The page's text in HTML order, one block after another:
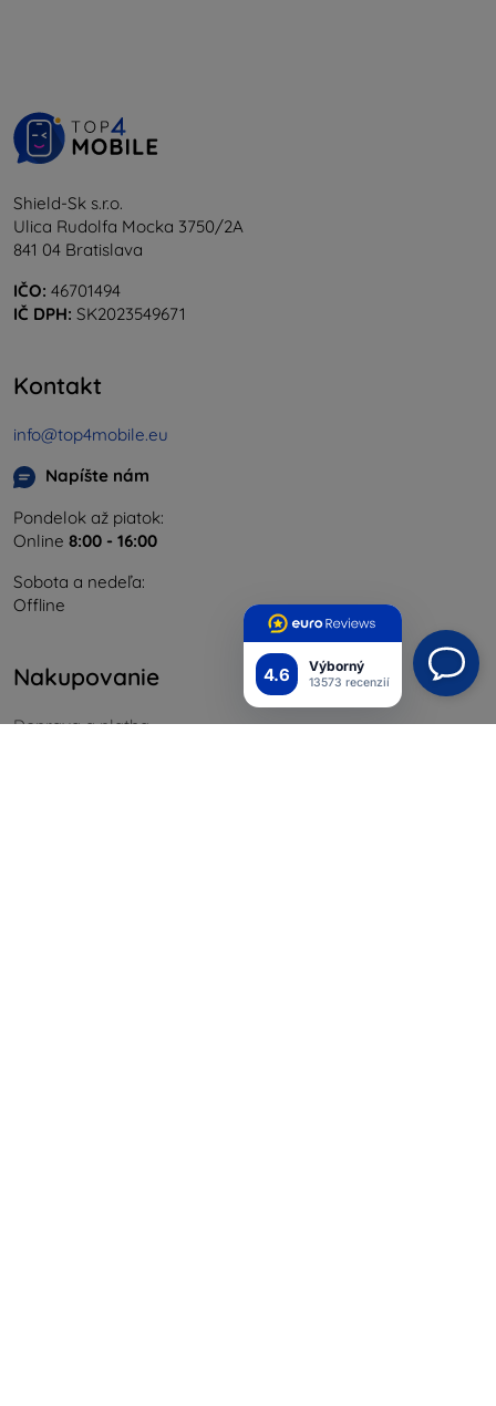
4.6 Výborný
13573 recenzií
Shield-Sk s.r.o.
Ulica Rudolfa Mocka 3750/2A
841 04 Bratislava
IČO: 46701494
IČ DPH: SK2023549671
Kontakt
info@top4mobile.eu
Napíšte nám
Pondelok až piatok:
Online 8:00 - 16:00
Sobota a nedeľa:
Offline
Nakupovanie
Doprava a platba